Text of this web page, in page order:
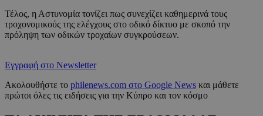
Τέλος, η Αστυνομία τονίζει πως συνεχίζει καθημερινά τους
τροχονομικούς της ελέγχους στο οδικό δίκτυο με σκοπό την
πρόληψη των οδικών τροχαίων συγκρούσεων.
Εγγραφή στο Newsletter
Ακολουθήστε το philenews.com στο Google News και μάθετε
πρώτοι όλες τις ειδήσεις για την Κύπρο και τον κόσμο